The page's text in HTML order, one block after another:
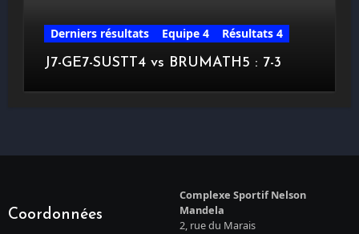
Derniers résultats Equipe 4
Résultats 4
J7-GE7-SUSTT4 vs BRUMATH5 : 7-3
Coordonnées
Complexe Sportif Nelson
Mandela
2, rue du Marais